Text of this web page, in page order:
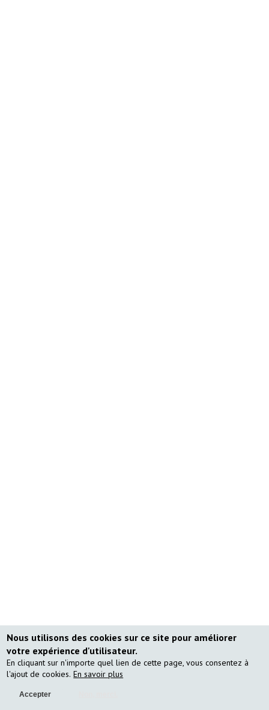
Nous utilisons des cookies sur ce site pour améliorer
votre expérience d'utilisateur.
En cliquant sur n'importe quel lien de cette page, vous consentez à
l'ajout de cookies. En savoir plus
Accepter